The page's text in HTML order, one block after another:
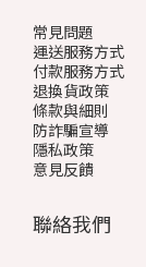
常見問題
運送服務方式
付款服務方式
退換貨政策
條款與細則
防詐騙宣導
隱私政策
意見反饋
聯絡我們